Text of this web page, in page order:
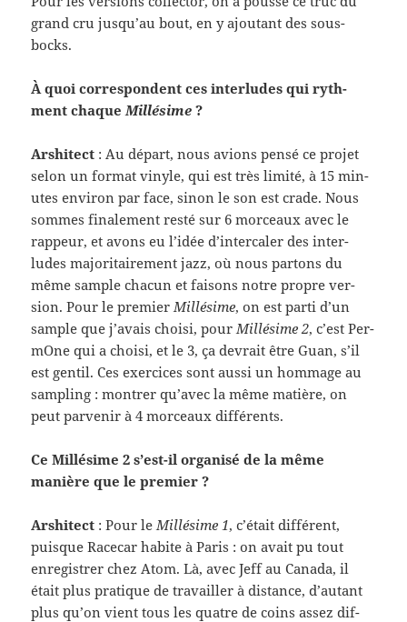
grand cru jusqu’au bout, en y ajoutant des sous-​
bocks.
À quoi cor­re­spon­dent ces inter­ludes qui ryth­
ment chaque Mil­lésime ?
Arshi­tect : Au départ, nous avions pensé ce pro­jet
selon un for­mat vinyle, qui est très lim­ité, à 15 min­
utes env­i­ron par face, sinon le son est crade. Nous
sommes finale­ment resté sur 6 morceaux avec le
rappeur, et avons eu l’idée d’intercaler des inter­
ludes majori­taire­ment jazz, où nous par­tons du
même sam­ple cha­cun et faisons notre pro­pre ver­
sion. Pour le pre­mier Mil­lésime, on est parti d’un
sam­ple que j’avais choisi, pour Mil­lésime 2, c’est Per­
mOne qui a choisi, et le 3, ça devrait être Guan, s’il
est gen­til. Ces exer­ci­ces sont aussi un hom­mage au
sam­pling : mon­trer qu’avec la même matière, on
peut par­venir à 4 morceaux différents.
Ce Mil­lésime 2 s’est-il organ­isé de la même
manière que le premier ?
Arshi­tect : Pour le Mil­lésime 1, c’était dif­férent,
puisque Race­car habite à Paris : on avait pu tout
enreg­istrer chez Atom. Là, avec Jeff au Canada, il
était plus pra­tique de tra­vailler à dis­tance, d’autant
plus qu’on vient tous les qua­tre de coins assez dif­